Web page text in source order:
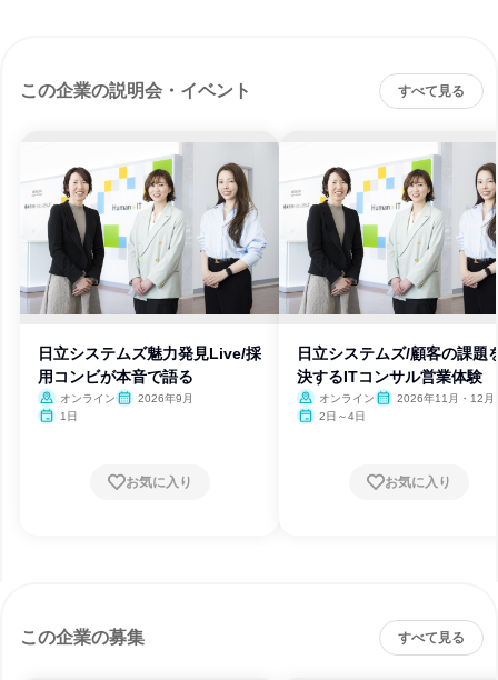
この企業の説明会・イベント すべて見る
日立システムズ魅力発見Live/採
用コンビが本音で語る
オンライン
2026年9月
1日
お気に入り
日立システムズ/顧客の課題
決するITコンサル営業体験
オンライン
2026年11月・12月
2日～4日
お気に入り
この企業の募集 すべて見る